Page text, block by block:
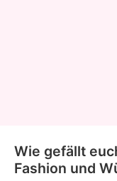
Wie gefällt
Fashion und